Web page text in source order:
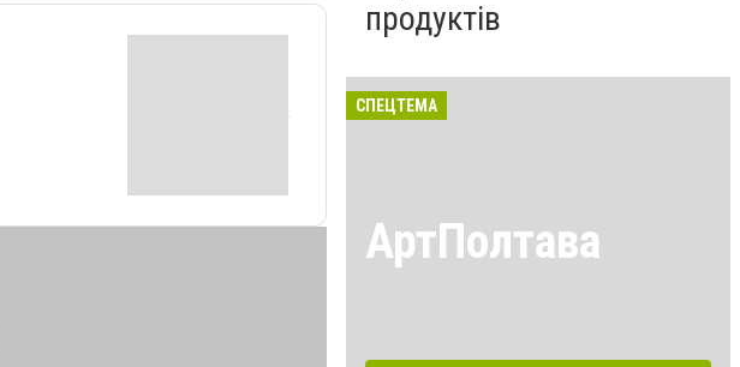
продуктів
СПЕЦТЕМА
АртПолтава